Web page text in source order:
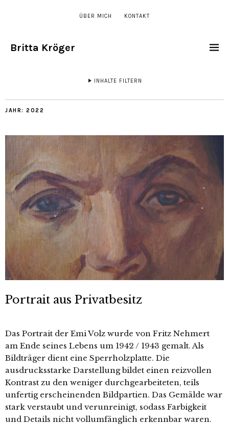
ÜBER MICH KONTAKT
Britta Kröger
INHALTE FILTERN
JAHR: 2022
Portrait aus Privatbesitz
Das Portrait der Emi Volz wurde von Fritz Nehmert
am Ende seines Lebens um 1942 / 1943 gemalt. Als
Bildträger dient eine Sperrholzplatte. Die
ausdrucksstarke Darstellung bildet einen reizvollen
Kontrast zu den weniger durchgearbeiteten, teils
unfertig erscheinenden Bildpartien. Das Gemälde war
stark verstaubt und verunreinigt, sodass Farbigkeit
und Details nicht vollumfänglich erkennbar waren.